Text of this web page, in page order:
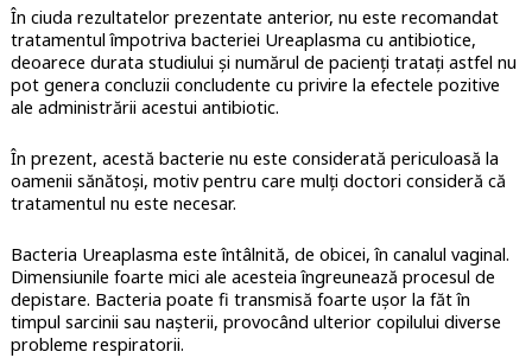
În ciuda rezultatelor prezentate anterior, nu este recomandat
tratamentul împotriva bacteriei Ureaplasma cu antibiotice,
deoarece durata studiului și numărul de pacienți tratați astfel nu
pot genera concluzii concludente cu privire la efectele pozitive
ale administrării acestui antibiotic.
În prezent, acestă bacterie nu este considerată periculoasă la
oamenii sănătoși, motiv pentru care mulți doctori consideră că
tratamentul nu este necesar.
Bacteria Ureaplasma este întâlnită, de obicei, în canalul vaginal.
Dimensiunile foarte mici ale acesteia îngreunează procesul de
depistare. Bacteria poate fi transmisă foarte ușor la făt în
timpul sarcinii sau nașterii, provocând ulterior copilului diverse
probleme respiratorii.